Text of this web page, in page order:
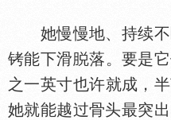
她慢慢地、持续不
铐能下滑
落。要是
之一英寸也许就成，
她就能越过骨头最突